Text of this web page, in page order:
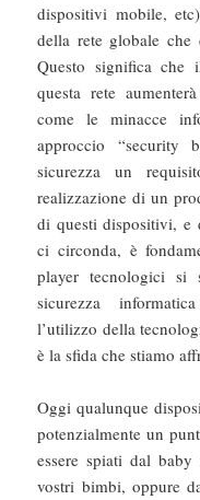
dispositivi mobile,
della rete globale che
Questo significa
questa rete
come le minacce
approccio “security
sicurezza un
realizzazione di un
di questi dispositivi, e
ci circonda, è
player tecnologici si
sicurezza
l’utilizzo della
è la sfida che stiamo
Oggi qualunque
potenzialmente un
essere spiati dal
vostri bimbi, oppure